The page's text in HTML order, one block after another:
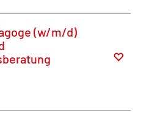
(w/m/d)